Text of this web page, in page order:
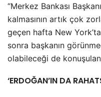
“Merkez Bankası
kalmasının artık çok
geçen hafta New
sonra başkanın
olabileceği de
‘ERDOĞAN’IN DA